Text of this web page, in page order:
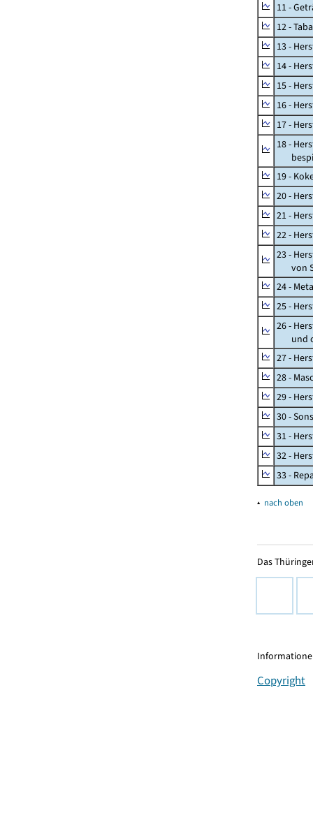
11 -
12 -
13 -
14 -
15 -
16 -
17 -
18 -
19 -
20 -
21 -
22 -
23 -
von
24 -
25 -
26 -
und
27 -
28 -
29 -
30 -
31 -
32 -
33 -
▴ nach oben
Das
Copyright